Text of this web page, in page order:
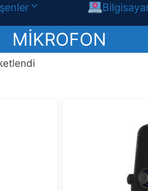
MIKROFON